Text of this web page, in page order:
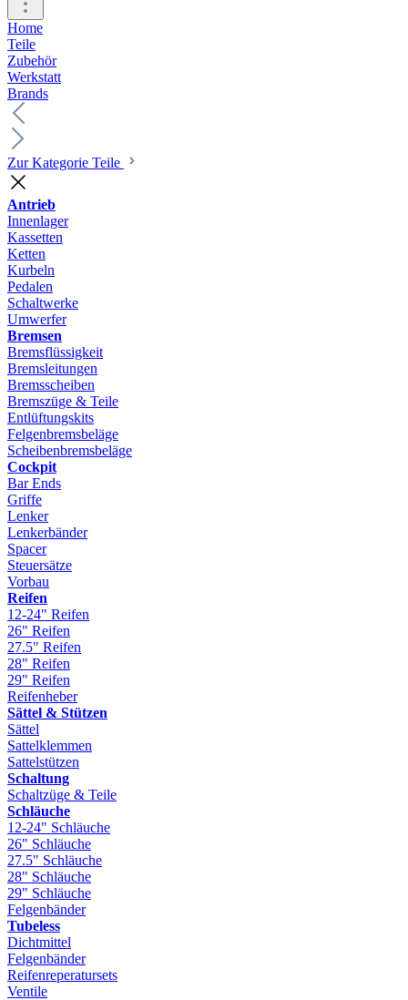
Home
Teile
Zubehör
Werkstatt
Brands
Zur Kategorie Teile
Antrieb
Innenlager
Kassetten
Ketten
Kurbeln
Pedalen
Schaltwerke
Umwerfer
Bremsen
Bremsflüssigkeit
Bremsleitungen
Bremsscheiben
Bremszüge & Teile
Entlüftungskits
Felgenbremsbeläge
Scheibenbremsbeläge
Cockpit
Bar Ends
Griffe
Lenker
Lenkerbänder
Spacer
Steuersätze
Vorbau
Reifen
12-24" Reifen
26" Reifen
27.5" Reifen
28" Reifen
29" Reifen
Reifenheber
Sättel & Stützen
Sättel
Sattelklemmen
Sattelstützen
Schaltung
Schaltzüge & Teile
Schläuche
12-24" Schläuche
26" Schläuche
27.5" Schläuche
28" Schläuche
29" Schläuche
Felgenbänder
Tubeless
Dichtmittel
Felgenbänder
Reifenreperatursets
Ventile